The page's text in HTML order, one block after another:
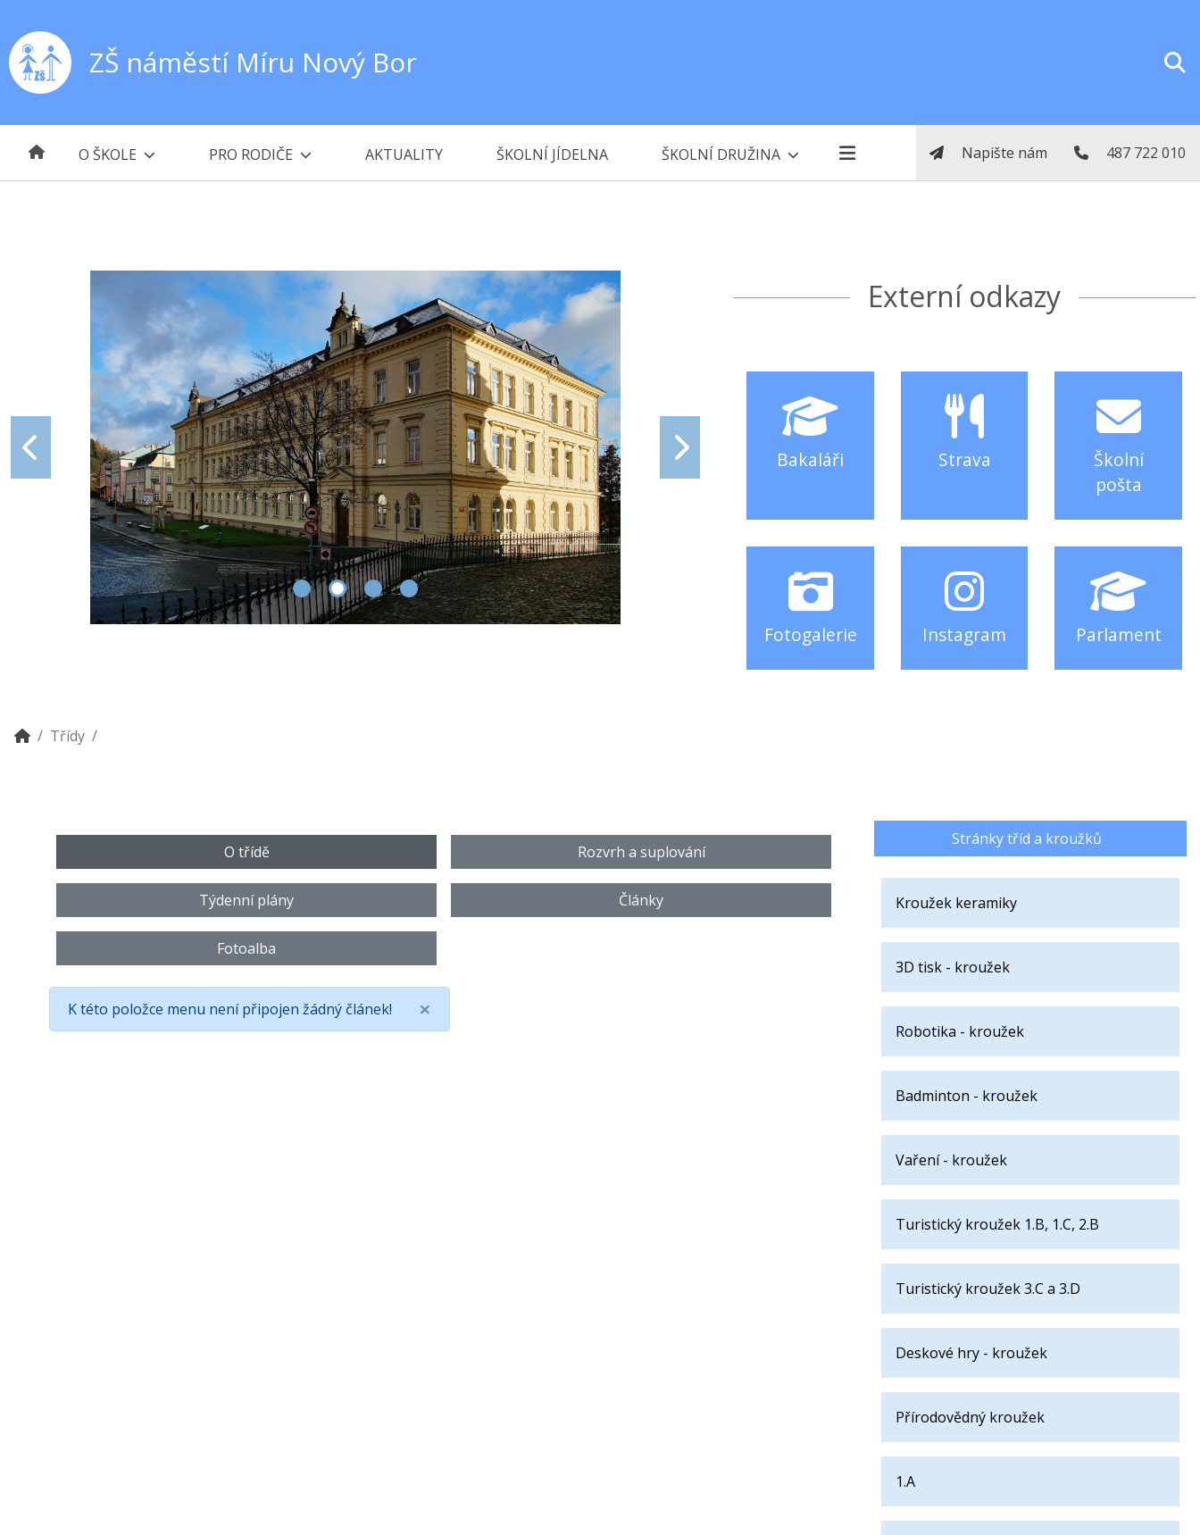
ZŠ náměstí Míru Nový Bor
O ŠKOLE PRO RODIČE AKTUALITY ŠKOLNÍ JÍDELNA ŠKOLNÍ DRUŽINA Napište nám 487 722 010
Externí odkazy
Bakaláři Strava
Školní
pošta
Fotogalerie Instagram Parlament
Třídy
O třídě Rozvrh a suplování
Týdenní plány Články
Fotoalba
×
K této položce menu není připojen žádný článek!
Stránky tříd a kroužků
Kroužek keramiky
3D tisk - kroužek
Robotika - kroužek
Badminton - kroužek
Vaření - kroužek
Turistický kroužek 1.B, 1.C, 2.B
Turistický kroužek 3.C a 3.D
Deskové hry - kroužek
Přírodovědný kroužek
1.A